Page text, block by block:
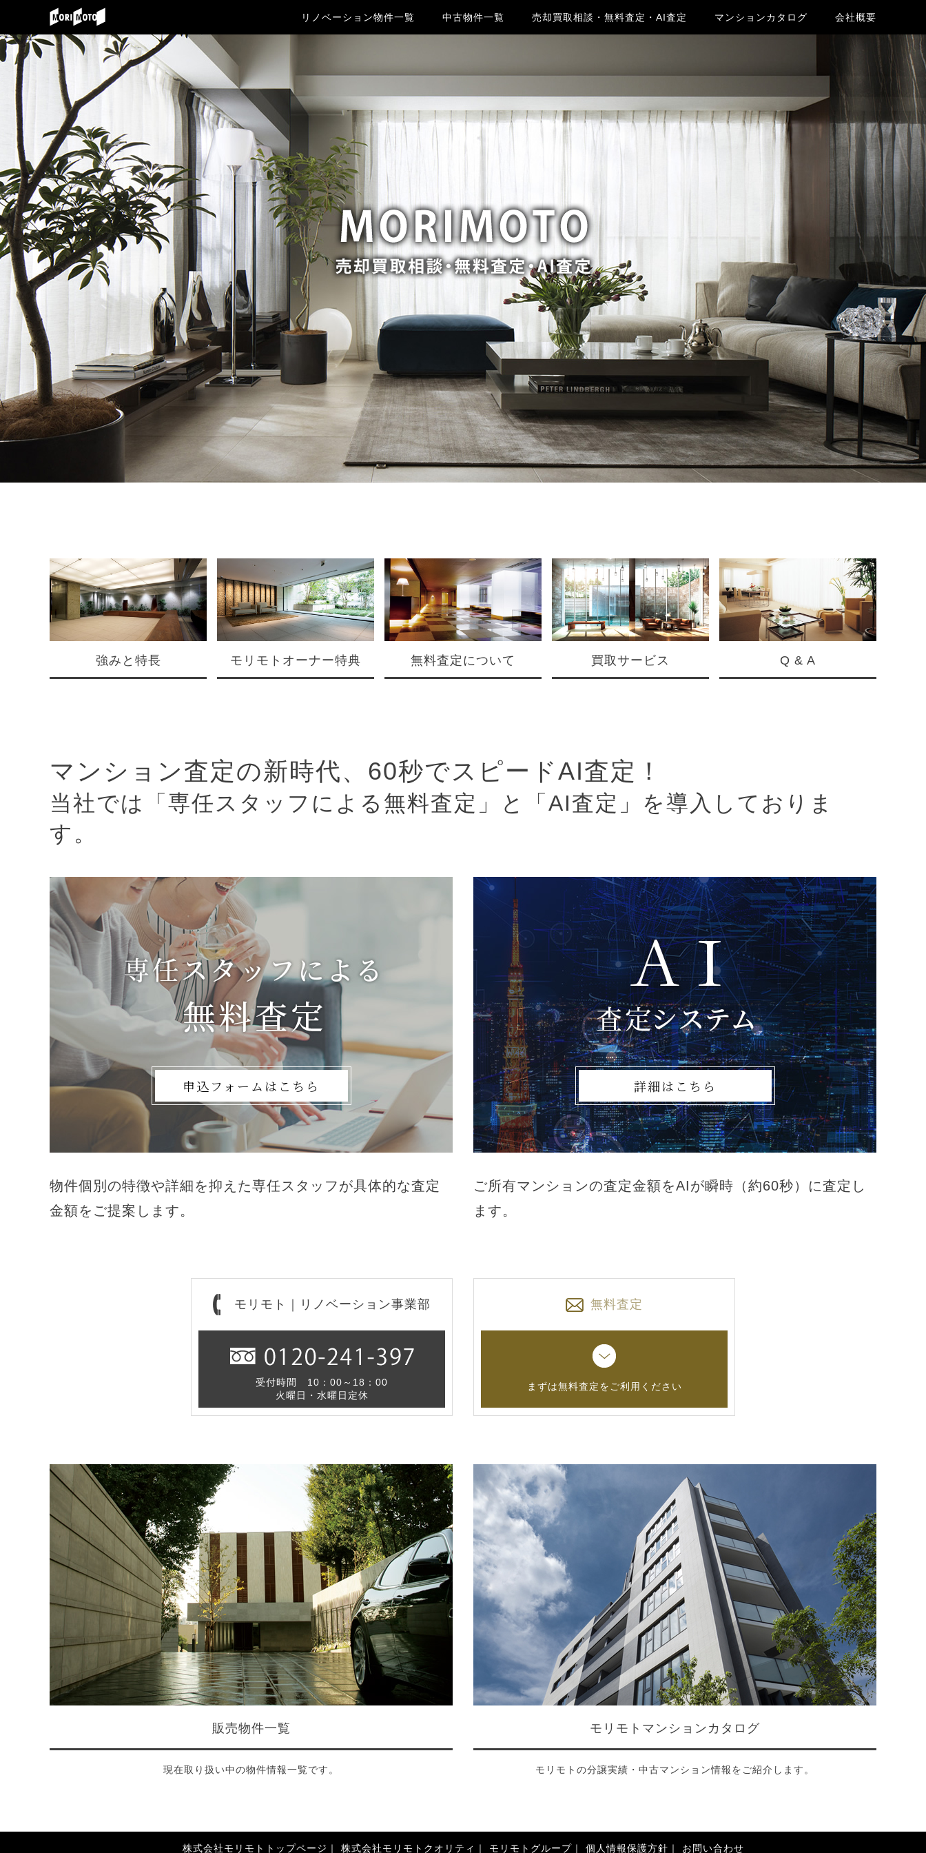
リノベーション物件一覧 中古物件一覧 売却買取相談・無料査定・AI査定 マンションカタログ 会社概要
強みと特長 モリモトオーナー特典 無料査定について 買取サービス Q & A
マンション査定の新時代、60秒でスピードAI査定！
当社では「専任スタッフによる無料査定」と「AI査定」を導入しておりま
す。
申込フォームはこちら
物件個別の特徴や詳細を抑えた専任スタッフが具体的な査定
金額をご提案します。
詳細はこちら
ご所有マンションの査定金額をAIが瞬時（約60秒）に査定し
ます。
モリモト｜リノベーション事業部
受付時間 10：00～18：00
火曜日・水曜日定休
無料査定
まずは無料査定をご利用ください
販売物件一覧
現在取り扱い中の物件情報一覧です。
モリモトマンションカタログ
モリモトの分譲実績・中古マンション情報をご紹介します。
株式会社モリモトトップページ 株式会社モリモトクオリティ モリモトグループ 個人情報保護方針 お問い合わせ